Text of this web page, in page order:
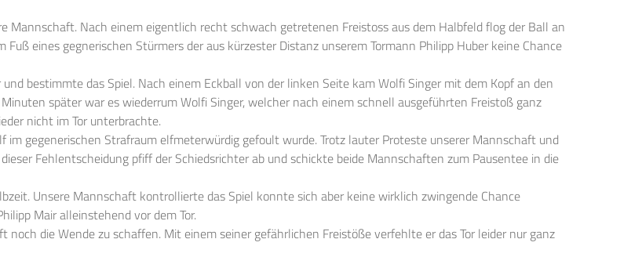
Nach einem eigentlich recht schwach getretenen Freistoss aus dem Halbfeld flog der Ball an
eines gegnerischen Stürmers der aus kürzester Distanz unserem Tormann Philipp Huber keine Chance
bestimmte das Spiel. Nach einem Eckball von der linken Seite kam Wolfi Singer mit dem Kopf an den
später war es wiederrum Wolfi Singer, welcher nach einem schnell ausgeführten Freistoß ganz
nicht im Tor unterbrachte.
gegenerischen Strafraum elfmeterwürdig gefoult wurde. Trotz lauter Proteste unserer Mannschaft und
Fehlentscheidung pfiff der Schiedsrichter ab und schickte beide Mannschaften zum Pausentee in die
Unsere Mannschaft kontrollierte das Spiel konnte sich aber keine wirklich zwingende Chance
Mair alleinstehend vor dem Tor.
die Wende zu schaffen. Mit einem seiner gefährlichen Freistöße verfehlte er das Tor leider nur ganz